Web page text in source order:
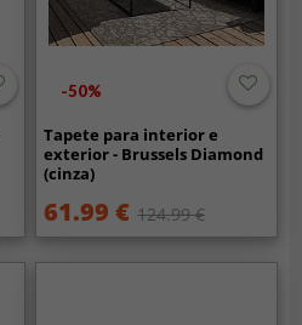
-50%
Tapete para interior e
exterior - Brussels Diamond
(cinza)
61.99 € 124.99 €